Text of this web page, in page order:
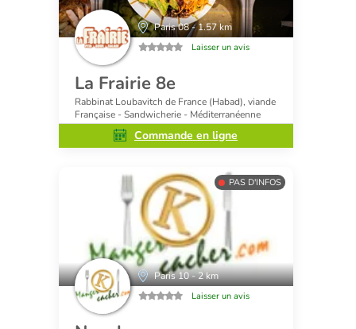
Paris 08 - 1.57 km
Laisser un avis
La Frairie 8e
Rabbinat Loubavitch de France (Habad), viande
Française - Sandwicherie - Méditerranéenne
Commande en ligne
PAS D'INFOS
Paris 10 - 2 km
Laisser un avis